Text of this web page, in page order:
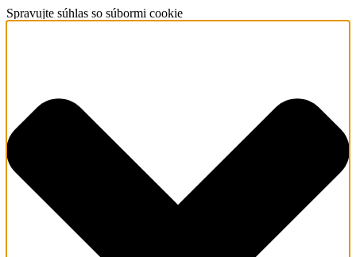
Spravujte súhlas so súbormi cookie